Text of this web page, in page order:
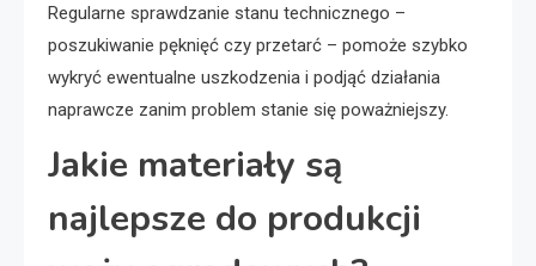
Regularne sprawdzanie stanu technicznego –
poszukiwanie pęknięć czy przetarć – pomoże szybko
wykryć ewentualne uszkodzenia i podjąć działania
naprawcze zanim problem stanie się poważniejszy.
Jakie materiały są
najlepsze do produkcji